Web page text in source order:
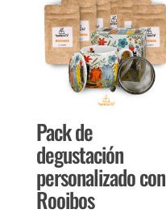
Pack de
degustación
personalizado con
Rooibos